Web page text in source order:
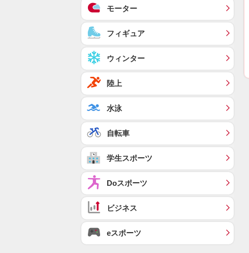
モーター
フィギュア
ウィンター
陸上
水泳
自転車
学生スポーツ
Doスポーツ
ビジネス
eスポーツ